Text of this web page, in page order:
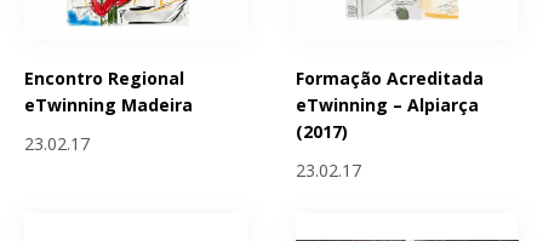
Encontro Regional
eTwinning Madeira
23.02.17
Formação Acreditada
eTwinning – Alpiarça
(2017)
23.02.17